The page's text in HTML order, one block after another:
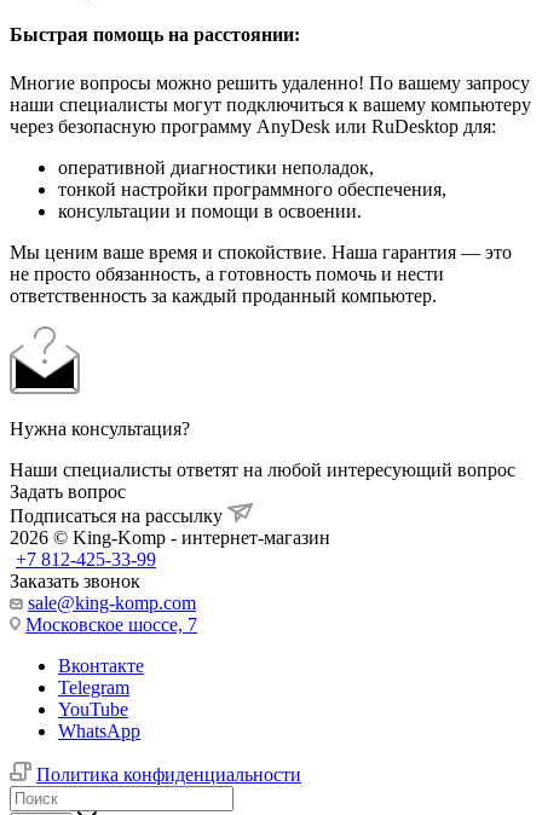
Быстрая помощь на расстоянии:
Многие вопросы можно решить удаленно! По вашему запросу
наши специалисты могут подключиться к вашему компьютеру
через безопасную программу AnyDesk или RuDesktop для:
оперативной диагностики неполадок,
тонкой настройки программного обеспечения,
консультации и помощи в освоении.
Мы ценим ваше время и спокойствие. Наша гарантия — это
не просто обязанность, а готовность помочь и нести
ответственность за каждый проданный компьютер.
Нужна консультация?
Наши специалисты ответят на любой интересующий вопрос
Задать вопрос
Подписаться на рассылку
2026 © King-Komp - интернет-магазин
+7 812-425-33-99
Заказать звонок
sale@king-komp.com
Московское шоссе, 7
Вконтакте
Telegram
YouTube
WhatsApp
Политика конфиденциальности